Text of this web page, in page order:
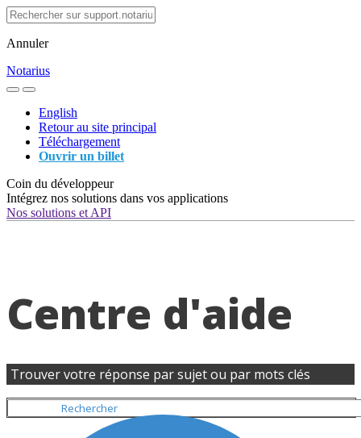
Annuler
Notarius
English
Retour au site principal
Téléchargement
Ouvrir un billet
Coin du développeur
Intégrez nos solutions dans vos applications
Nos solutions et API
Centre d'aide
Trouver votre réponse par sujet ou par mots clés